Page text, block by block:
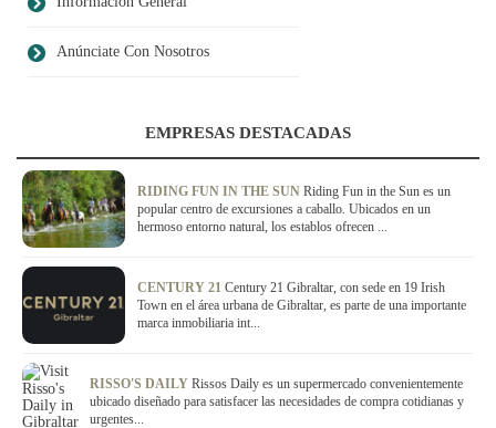
Anúnciate Con Nosotros
EMPRESAS DESTACADAS
RIDING FUN IN THE SUN Riding Fun in the Sun es un
popular centro de excursiones a caballo. Ubicados en un
hermoso entorno natural, los establos ofrecen ...
CENTURY 21 Century 21 Gibraltar, con sede en 19 Irish
Town en el área urbana de Gibraltar, es parte de una importante
marca inmobiliaria int...
RISSO'S DAILY Rissos Daily es un supermercado convenientemente
ubicado diseñado para satisfacer las necesidades de compra cotidianas y
urgentes...